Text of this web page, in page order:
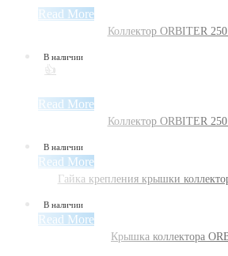
Read More
Коллектор ORBITER
В наличии
👍
Read More
Коллектор ORBITER
В наличии
Read More
Гайка крепления крышки
В наличии
Read More
Крышка коллектора